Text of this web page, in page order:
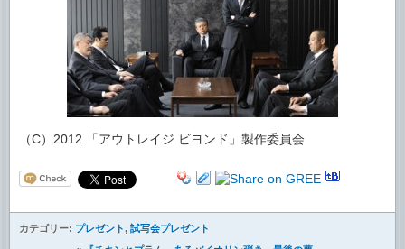
（C）2012 「アウトレイジ ビヨンド」製作委員会
カテゴリー: プレゼント, 試写会プレゼント